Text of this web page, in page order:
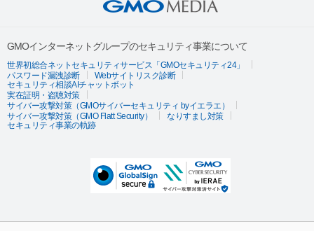
GMOインターネットグループのセキュリティ事業について
世界初総合ネットセキュリティサービス「GMOセキュリティ24」
パスワード漏洩診断
Webサイトリスク診断
セキュリティ相談AIチャットボット
実在証明・盗聴対策
サイバー攻撃対策（GMOサイバーセキュリティ byイエラエ）
サイバー攻撃対策（GMO Flatt Security）
なりすまし対策
セキュリティ事業の軌跡